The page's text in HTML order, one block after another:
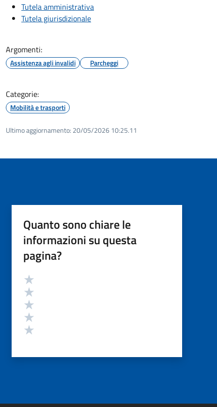
Tutela amministrativa
Tutela giurisdizionale
Argomenti:
Assistenza agli invalidi Parcheggi
Categorie:
Mobilità e trasporti
Ultimo aggiornamento: 20/05/2026 10:25.11
Quanto sono chiare le
informazioni su questa
pagina?
Valutazione